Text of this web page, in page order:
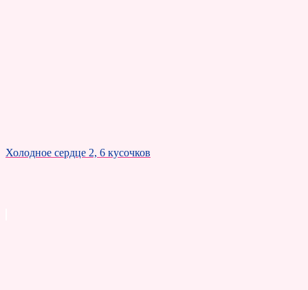
Холодное сердце 2, 6 кусочков